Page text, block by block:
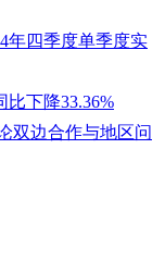
年四季度单季度实
比下降33.36%
双边合作与地区问